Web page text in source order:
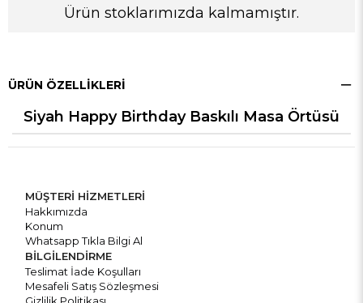
Ürün stoklarımızda kalmamıştır.
ÜRÜN ÖZELLIKLERI
Siyah Happy Birthday Baskılı Masa Örtüsü
MÜŞTERİ HİZMETLERİ
Hakkımızda
Konum
Whatsapp Tıkla Bilgi Al
BİLGİLENDİRME
Teslimat İade Koşulları
Mesafeli Satış Sözleşmesi
Gizlilik Politikası